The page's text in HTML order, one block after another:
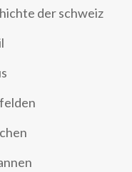
der schweiz